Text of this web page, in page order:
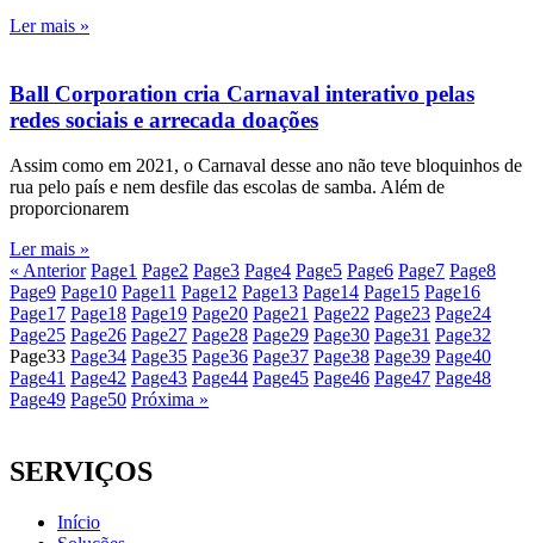
Ler mais »
Ball Corporation cria Carnaval interativo pelas
redes sociais e arrecada doações
Assim como em 2021, o Carnaval desse ano não teve bloquinhos de
rua pelo país e nem desfile das escolas de samba. Além de
proporcionarem
Ler mais »
« Anterior Page1 Page2 Page3 Page4 Page5 Page6 Page7 Page8
Page9 Page10 Page11 Page12 Page13 Page14 Page15 Page16
Page17 Page18 Page19 Page20 Page21 Page22 Page23 Page24
Page25 Page26 Page27 Page28 Page29 Page30 Page31 Page32
Page33 Page34 Page35 Page36 Page37 Page38 Page39 Page40
Page41 Page42 Page43 Page44 Page45 Page46 Page47 Page48
Page49 Page50 Próxima »
SERVIÇOS
Início